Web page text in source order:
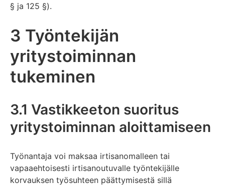
§ ja 125 §).
3 Työntekijän
yritystoiminnan
tukeminen
3.1 Vastikkeeton suoritus
yritystoiminnan aloittamiseen
Työnantaja voi maksaa irtisanomalleen tai
vapaaehtoisesti irtisanoutuvalle työntekijälle
korvauksen työsuhteen päättymisestä sillä